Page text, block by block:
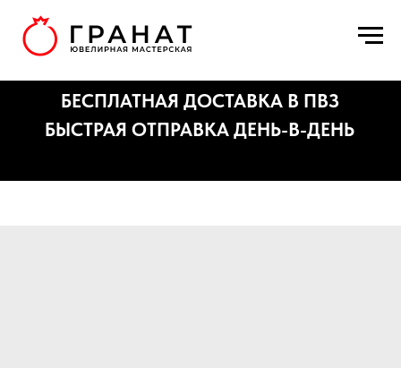
БЫСТРАЯ ОТПРАВКА ДЕНЬ-В-ДЕНЬ